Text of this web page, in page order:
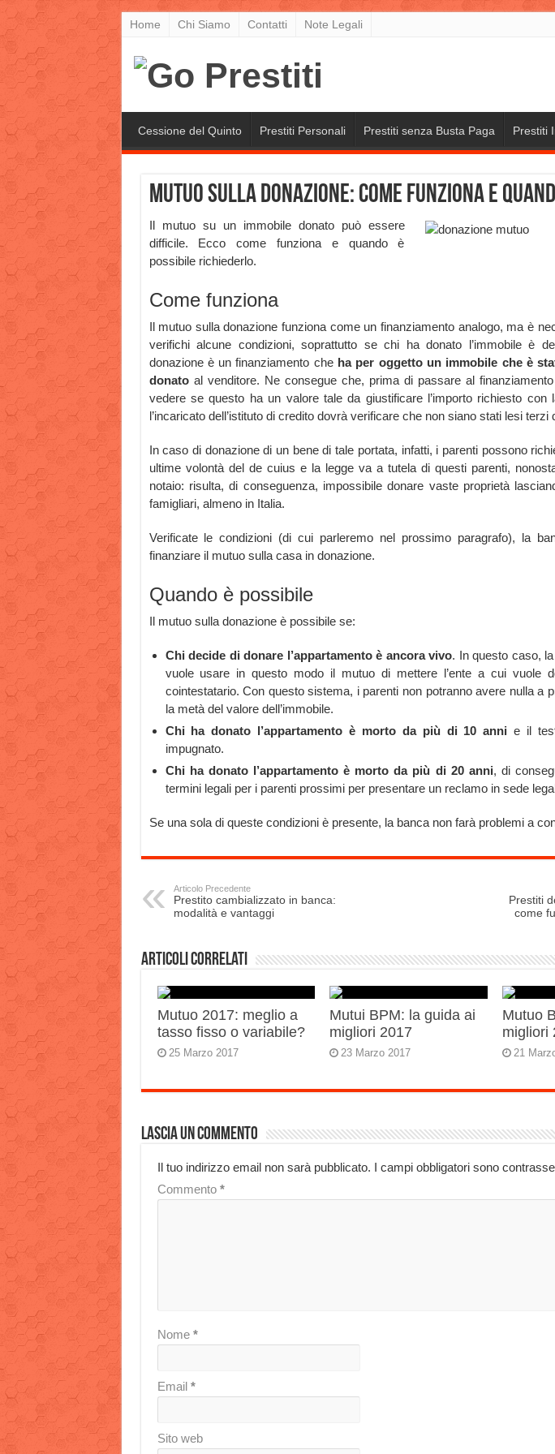
Home Chi Siamo Contatti Note Legali
Cessione del Quinto Prestiti Personali Prestiti senza Busta Paga Prestiti
Mutuo sulla donazione: come funziona e
Il mutuo su un immobile donato può essere
difficile. Ecco come funziona e quando è
possibile richiederlo.
Come funziona
Il mutuo sulla donazione funziona come un finanziamento analogo, ma è
verifichi alcune condizioni, soprattutto se chi ha donato l’immobile è
donazione è un finanziamento che ha per oggetto un immobile che è
donatoal venditore. Ne consegue che, prima di passare al finanziamento
vedere se questo ha un valore tale da giustificare l’importo richiesto con
l’incaricato dell’istituto di credito dovrà verificare che non siano stati lesi terzi
In caso di donazione di un bene di tale portata, infatti, i parenti possono
ultime volontà del de cuius e la legge va a tutela di questi parenti,
notaio: risulta, di conseguenza, impossibile donare vaste proprietà
famigliari, almeno in Italia.
Verificate le condizioni (di cui parleremo nel prossimo paragrafo), la
finanziare il mutuo sulla casa in donazione.
Quando è possibile
Il mutuo sulla donazione è possibile se:
Chi decide di donare l’appartamento è ancora vivo. In questo caso,
vuole usare in questo modo il mutuo di mettere l’ente a cui vuole
cointestatario. Con questo sistema, i parenti non potranno avere nulla a
la metà del valore dell’immobile.
Chi ha donato l’appartamento è morto da più di 10 anni e il
impugnato.
Chi ha donato l’appartamento è morto da più di 20 anni, di
termini legali per i parenti prossimi per presentare un reclamo in sede
Se una sola di queste condizioni è presente, la banca non farà problemi a
Articolo Precedente
Prestito cambializzato in banca:
modalità e vantaggi
Prestiti
come
Articoli correlati
Mutuo 2017: meglio a
tasso fisso o variabile?
25 Marzo 2017
Mutui BPM: la guida ai
migliori 2017
23 Marzo 2017
Mutuo
migliori
21
Lascia un commento
Il tuo indirizzo email non sarà pubblicato. I campi obbligatori sono
Commento *
Nome *
Email *
Sito web